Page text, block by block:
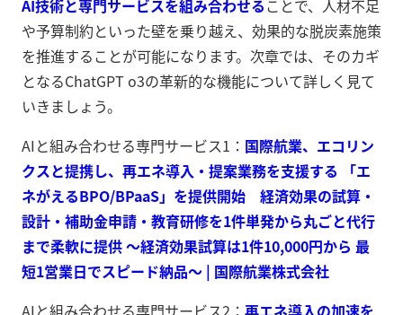
AI技術と専門サービスを組み合わせることで、人材不足
や予算制約といった壁を乗り越え、効果的な脱炭素施策
を推進することが可能になります。次章では、そのカギ
となるChatGPT o3の革新的な機能について詳しく見て
いきましょう。
AIと組み合わせる専門サービス1： 国際航業、エコリン
クスと提携し、再エネ導入・提案業務を支援する 「エ
ネがえるBPO/BPaaS」を提供開始 経済効果の試算・
設計・補助金申請・教育研修を1件単発から丸ごと代行
まで柔軟に提供 ～経済効果試算は1件10,000円から 最
短1営業日でスピード納品～ | 国際航業株式会社